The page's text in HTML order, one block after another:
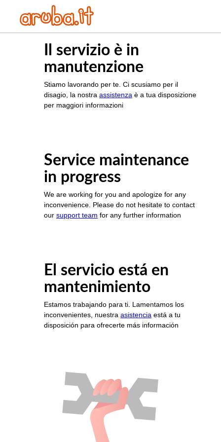
Il servizio è in
manutenzione
Stiamo lavorando per te. Ci scusiamo per il
disagio, la nostra assistenza è a tua disposizione
per maggiori informazioni
Service maintenance
in progress
We are working for you and apologize for any
inconvenience. Please do not hesitate to contact
our support team for any further information
El servicio está en
mantenimiento
Estamos trabajando para ti. Lamentamos los
inconvenientes, nuestra asistencia está a tu
disposición para ofrecerte más información